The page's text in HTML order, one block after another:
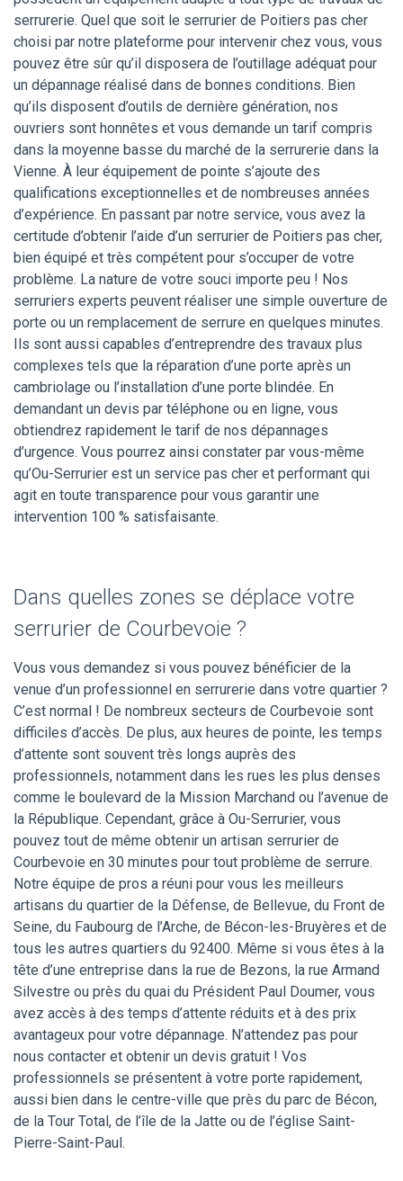
serrurerie. Quel que soit le serrurier de Poitiers pas cher
choisi par notre plateforme pour intervenir chez vous, vous
pouvez être sûr qu’il disposera de l’outillage adéquat pour
un dépannage réalisé dans de bonnes conditions. Bien
qu’ils disposent d’outils de dernière génération, nos
ouvriers sont honnêtes et vous demande un tarif compris
dans la moyenne basse du marché de la serrurerie dans la
Vienne. À leur équipement de pointe s’ajoute des
qualifications exceptionnelles et de nombreuses années
d’expérience. En passant par notre service, vous avez la
certitude d’obtenir l’aide d’un serrurier de Poitiers pas cher,
bien équipé et très compétent pour s’occuper de votre
problème. La nature de votre souci importe peu ! Nos
serruriers experts peuvent réaliser une simple ouverture de
porte ou un remplacement de serrure en quelques minutes.
Ils sont aussi capables d’entreprendre des travaux plus
complexes tels que la réparation d’une porte après un
cambriolage ou l’installation d’une porte blindée. En
demandant un devis par téléphone ou en ligne, vous
obtiendrez rapidement le tarif de nos dépannages
d’urgence. Vous pourrez ainsi constater par vous-même
qu’Ou-Serrurier est un service pas cher et performant qui
agit en toute transparence pour vous garantir une
intervention 100 % satisfaisante.
Dans quelles zones se déplace votre
serrurier de Courbevoie ?
Vous vous demandez si vous pouvez bénéficier de la
venue d’un professionnel en serrurerie dans votre quartier ?
C’est normal ! De nombreux secteurs de Courbevoie sont
difficiles d’accès. De plus, aux heures de pointe, les temps
d’attente sont souvent très longs auprès des
professionnels, notamment dans les rues les plus denses
comme le boulevard de la Mission Marchand ou l’avenue de
la République. Cependant, grâce à Ou-Serrurier, vous
pouvez tout de même obtenir un artisan serrurier de
Courbevoie en 30 minutes pour tout problème de serrure.
Notre équipe de pros a réuni pour vous les meilleurs
artisans du quartier de la Défense, de Bellevue, du Front de
Seine, du Faubourg de l’Arche, de Bécon-les-Bruyères et de
tous les autres quartiers du 92400. Même si vous êtes à la
tête d’une entreprise dans la rue de Bezons, la rue Armand
Silvestre ou près du quai du Président Paul Doumer, vous
avez accès à des temps d’attente réduits et à des prix
avantageux pour votre dépannage. N’attendez pas pour
nous contacter et obtenir un devis gratuit ! Vos
professionnels se présentent à votre porte rapidement,
aussi bien dans le centre-ville que près du parc de Bécon,
de la Tour Total, de l’île de la Jatte ou de l’église Saint-
Pierre-Saint-Paul.